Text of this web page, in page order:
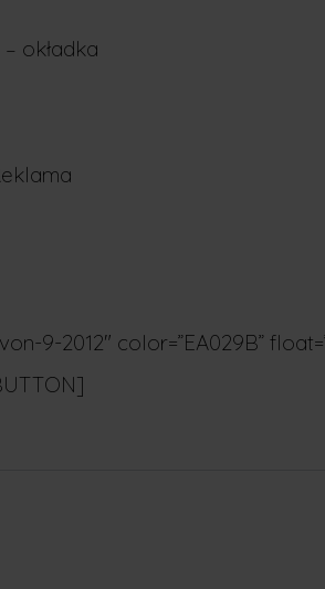
okładka
9-2012″ color=”EA029B”